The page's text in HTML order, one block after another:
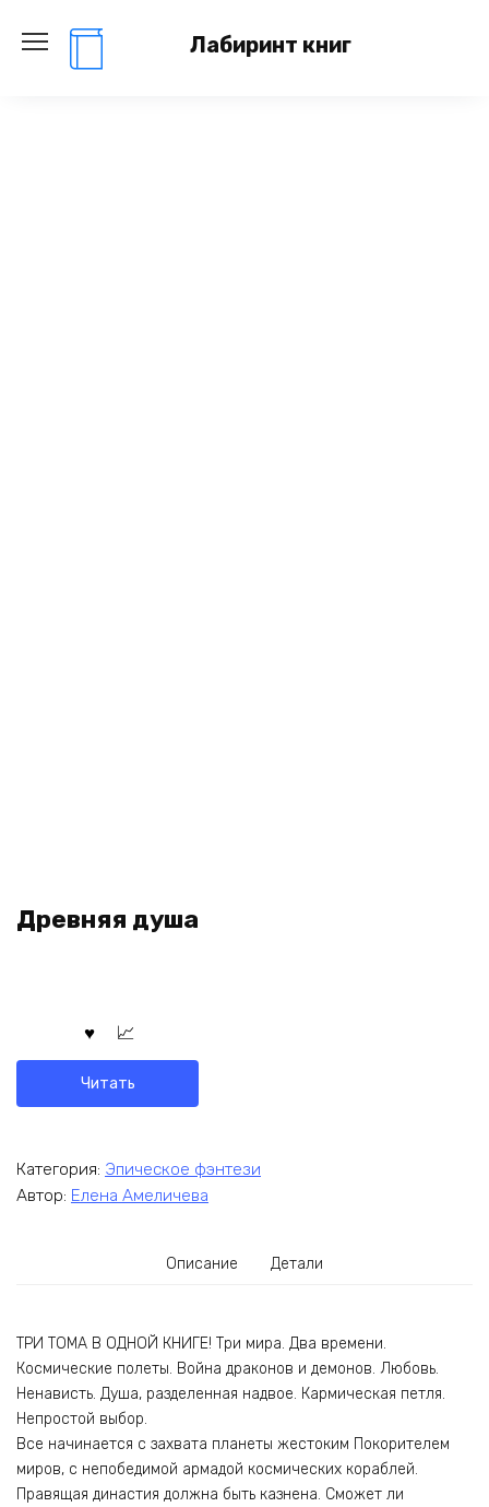
содержанию
Лабиринт книг
Древняя душа
Читать
Категория: Эпическое фэнтези
Автор: Елена Амеличева
Описание Детали
ТРИ ТОМА В ОДНОЙ КНИГЕ! Три мира. Два времени.
Космические полеты. Война драконов и демонов. Любовь.
Ненависть. Душа, разделенная надвое. Кармическая петля.
Непростой выбор.
Все начинается с захвата планеты жестоким Покорителем
миров, с непобедимой армадой космических кораблей.
Правящая династия должна быть казнена. Сможет ли